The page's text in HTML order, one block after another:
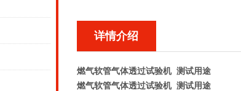
详情介绍
燃气软管气体透过试验机 测试用途
燃气软管气体透过试验机 测试用途